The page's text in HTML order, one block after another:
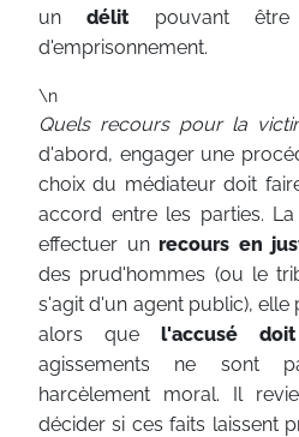
undélitpouvant
d'emprisonnement.
\n
Quels recours pour la
d'abord, engager une
choix du médiateur doit
accord entre les parties.
effectuer unrecours en
des prud'hommes (ou le
s'agit d'un agent public), elle
alors que l'accusé
agissements ne sont
harcèlement moral. Il
décider si ces faits laissent